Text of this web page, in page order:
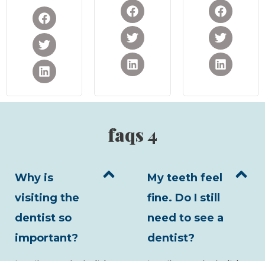
faqs 4
Why is
visiting the
dentist so
important?
My teeth feel
fine. Do I still
need to see a
dentist?